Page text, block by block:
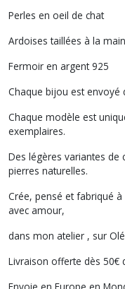
Perles en oeil de chat
Ardoises taillées à la
Fermoir en argent 925
Chaque bijou est envoyé
Chaque modèle est
exemplaires.
Des légères variantes de
pierres naturelles.
Crée, pensé et fabriqué
avec amour,
dans mon atelier , sur
Livraison offerte dès 50€